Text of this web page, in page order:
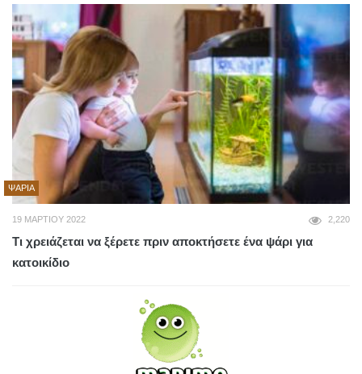
ΨΆΡΙΑ
19 ΜΑΡΤΊΟΥ 2022 2,220
Τι χρειάζεται να ξέρετε πριν αποκτήσετε ένα ψάρι για
κατοικίδιο